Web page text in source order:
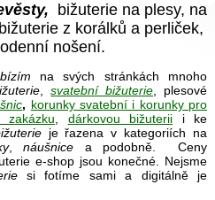
bižuterie na plesy, na
z korálků a perliček,
nošení.
na svých stránkách mnoho
,svatební bižuterie , plesové
, korunky svatební i korunky pro
dárkovou bižuterii i ke
je řazena v kategoriích na
,náušnice a podobně. Ceny
e-shop jsou konečné. Nejsme
si fotíme sami a digitálně je